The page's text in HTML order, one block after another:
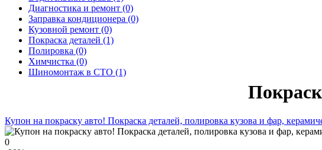
Диагностика и ремонт (0)
Заправка кондиционера (0)
Кузовной ремонт (0)
Покраска деталей (1)
Полировка (0)
Химчистка (0)
Шиномонтаж в СТО (1)
Купон на покраску авто! Покраска деталей, полировка кузова и фар,
0